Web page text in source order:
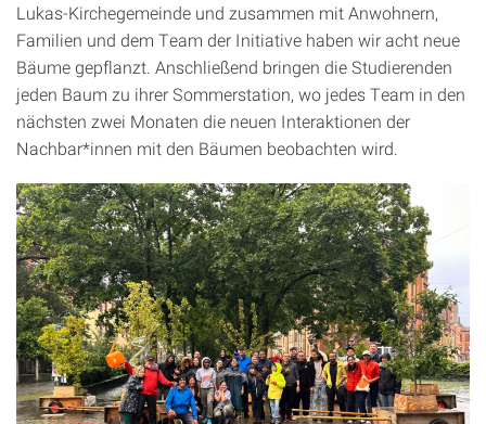
Lukas-Kirchegemeinde und zusammen mit Anwohnern,
Familien und dem Team der Initiative haben wir acht neue
Bäume gepflanzt. Anschließend bringen die Studierenden
jeden Baum zu ihrer Sommerstation, wo jedes Team in den
nächsten zwei Monaten die neuen Interaktionen der
Nachbar*innen mit den Bäumen beobachten wird.